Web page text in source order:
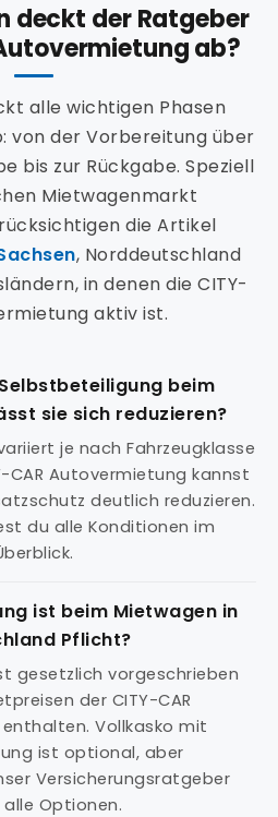
deckt der Ratgeber
ab?
alle wichtigen Phasen
von der Vorbereitung über
bis zur Rückgabe. Speziell
Mietwagenmarkt
die Artikel
, Norddeutschland
in denen die CITY-
aktiv ist.
beim
sie sich reduzieren?
je nach Fahrzeugklasse
CAR Autovermietung kannst
deutlich reduzieren.
du alle Konditionen im
ist beim Mietwagen in
Pflicht?
gesetzlich vorgeschrieben
der CITY-CAR
Vollkasko mit
ist optional, aber
Versicherungsratgeber
Optionen.